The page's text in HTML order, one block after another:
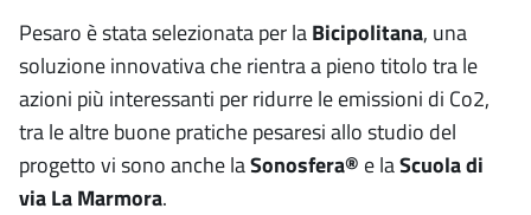
Pesaro è stata selezionata per laBicipolitana, una
soluzione innovativa che rientra a pieno titolo tra le
azioni più interessanti per ridurre le emissioni di Co2,
tra le altre buone pratiche pesaresi allo studio del
progetto vi sono anche laSonosfera® e laScuola di
via La Marmora.